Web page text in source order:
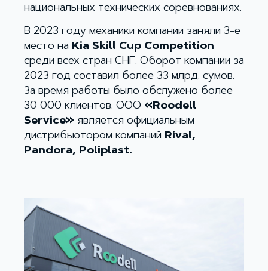
национальных технических соревнованиях.
В 2023 году механики компании заняли 3-е
место на Kia Skill Cup Competition
среди всех стран СНГ. Оборот компании за
2023 год составил более 33 млрд. сумов.
За время работы было обслужено более
30 000 клиентов. ООО «Roodell
Service» является официальным
дистрибьютором компаний Rival,
Pandora, Poliplast.